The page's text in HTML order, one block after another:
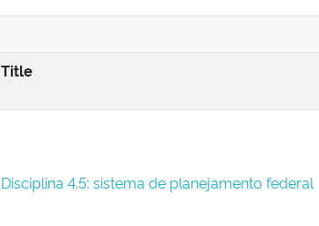
Title
Disciplina 4.5: sistema de planejamento federal